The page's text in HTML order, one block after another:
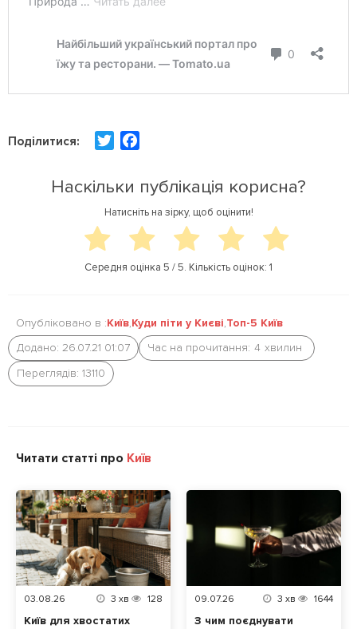
Поділитися:
t
b
o
k
Наскільки публікація корисна?
Натисніть на зірку, щоб оцінити!
Середня оцінка 5 / 5. Кількість оцінок: 1
Опубліковано в :Київ,Куди піти у Києві,Топ-5 Київ
Додано: 26.07.21 01:07
Час на прочитання: 4 хвилин
Переглядів: 13110
Читати статті про Київ
03.08.26 3 хв 128
Київ для хвостатих
09.07.26 3 хв 1644
З чим поєднувати